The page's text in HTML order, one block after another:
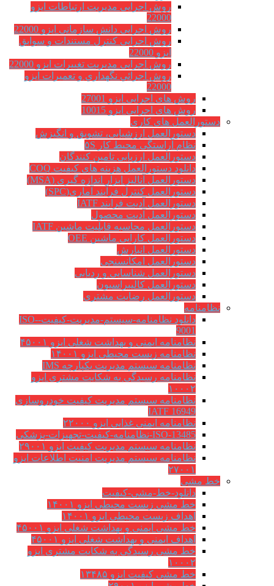
روش اجرایی مدیریت ارتباطات ایزو
22000
روش اجرایی دانش سازمانی ایزو 22000
روش اجرایی کنترل مستندات و سوابق
ایزو 22000
روش اجرایی مدیریت تغییرات ایزو 22000
روش اجرائي نگهداري و تعميرات ایزو
22000
روش های اجرایی ایزو 27001
روش های اجرایی ایزو 10015
دستورالعمل های کاری
دستورالعمل ارزشیابی، تشویق و انگیزش
نظام آراستگی محیط کار ۵S
دستورالعمل ارزیابی تامین کنندگان
دانلود دستورالعمل هزینه های کیفیت COQ
دستورالعمل آنالیز ابزار اندازه گیری (MSA)
دستورالعمل کنترل فرآیند آماری(SPC)
دستورالعمل آدیت فرایند IATF
دستورالعمل آدیت محصول
دستورالعمل محاسبه قابلیت ماشین IATF
دستورالعمل کارایی ماشین OEE
دستورالعمل انبارش
دستورالعمل امکانسنجی
دستورالعمل شناسایی و ردیابی
دستورالعمل کالیبراسیون
دستورالعمل رضایت مشتری
نظامنامه
دانلود نظامنامه-سیستم-مدیریت-کیفیت-ISO-
9001
نظامنامه ایمنی و بهداشت شغلی ایزو ۴۵۰۰۱
نظامنامه زیست محیطی ایزو ۱۴۰۰۱
نظامنامه سیستم مدیریت یکپارچه IMS
نظامنامه رسیدگی به شکایت مشتری ایزو
۱۰۰۰۲
نظامنامه سیستم مدیریت کیفیت خودروسازی
IATF 16949
نظامنامه ایمنی غذایی ایزو ۲۲۰۰۰
ISO-13485-نظامنامه-کیفیت-تجهیزات-پزشکی
نظامنامه سیستم مدیریت کیفیت ایزو ۲۹۰۰۱
نظامنامه سیستم مدیریت امنیت اطلاعات ایزو
۲۷۰۰۱
خط مشی
دانلود-خط-مشی-کیفیت
خط مشی زیست محیطی ایزو ۱۴۰۰۱
اهداف زیست محیطی ایزو ۱۴۰۰۱
خط مشی ایمنی و بهداشت شغلی ایزو ۴۵۰۰۱
اهداف ایمنی و بهداشت شغلی ایزو ۴۵۰۰۱
خط مشی رسیدگی به شکایت مشتری ایزو
۱۰۰۰۲
خط مشی کیفیت ایزو ۱۳۴۸۵